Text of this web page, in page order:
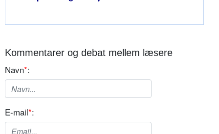
Kommentarer og debat mellem læsere
Navn*:
E-mail*: